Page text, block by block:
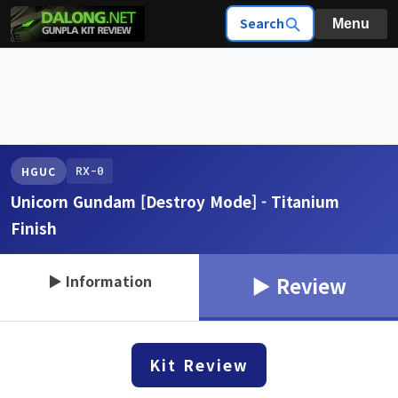
Search Menu
HGUC RX-0
Unicorn Gundam [Destroy Mode] - Titanium
Finish
▶ Information ▶ Review
Kit Review